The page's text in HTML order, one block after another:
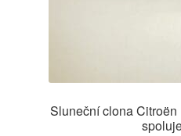
Sluneční clona